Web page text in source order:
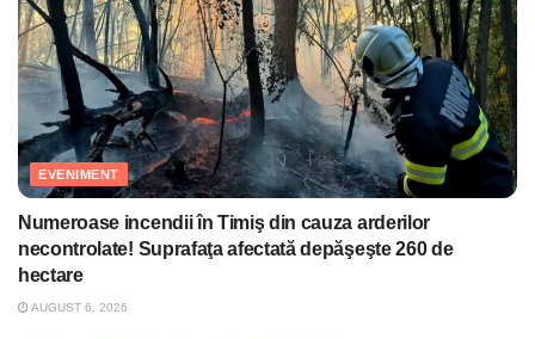
EVENIMENT
Numeroase incendii în Timiş din cauza arderilor
necontrolate! Suprafaţa afectată depăşeşte 260 de
hectare
AUGUST 6, 2026